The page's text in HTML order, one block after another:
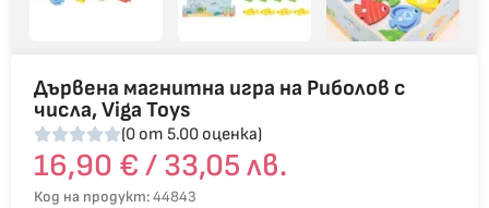
Дървена магнитна игра на Риболов с
числа, Viga Toys
(0 от 5.00 оценка)
16,90 € / 33,05 лв.
Код на продукт:44843